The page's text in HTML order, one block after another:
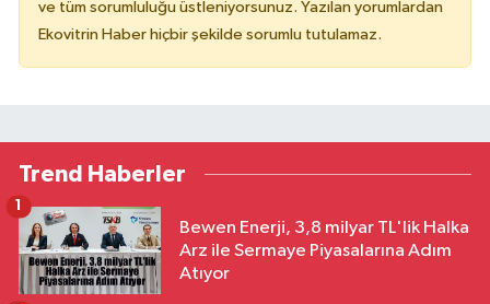
ve tüm sorumluluğu üstleniyorsunuz. Yazılan yorumlardan
Ekovitrin Haber hiçbir şekilde sorumlu tutulamaz.
Trend Haberler
Bewen Enerji, 3,8 milyar TL'lik Halka
Arz ile Sermaye Piyasalarına Adım
Atıyor
1